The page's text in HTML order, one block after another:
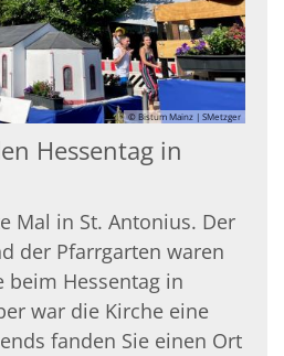
© Bistum Mainz | SMetzger
Hessentag in
Mal in St. Antonius. Der
der Pfarrgarten waren
beim Hessentag in
war die Kirche eine
fanden Sie einen Ort